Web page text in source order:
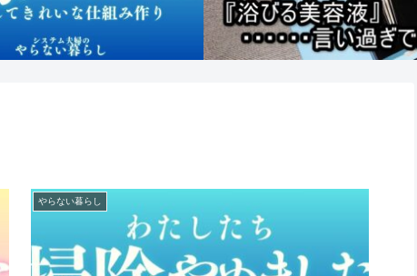
やらない暮らし